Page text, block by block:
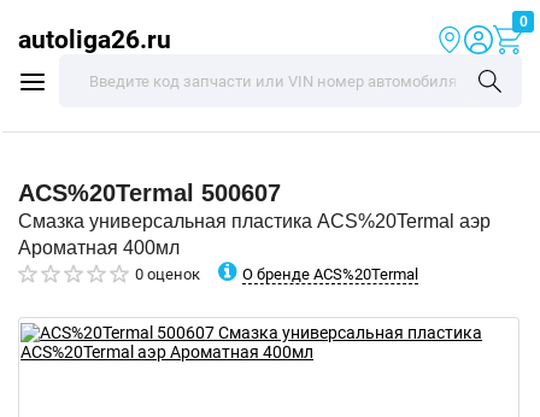
autoliga26.ru
0
ACS%20Termal 500607
Смазка универсальная пластика ACS%20Termal аэр
Ароматная 400мл
0 оценок О бренде ACS%20Termal